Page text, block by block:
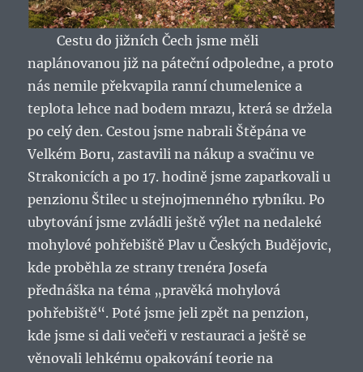
Cestu do jižních Čech jsme měli
naplánovanou již na páteční odpoledne, a proto
nás nemile překvapila ranní chumelenice a
teplota lehce nad bodem mrazu, která se držela
po celý den. Cestou jsme nabrali Štěpána ve
Velkém Boru, zastavili na nákup a svačinu ve
Strakonicích a po 17. hodině jsme zaparkovali u
penzionu Štilec u stejnojmenného rybníku. Po
ubytování jsme zvládli ještě výlet na nedaleké
mohylové pohřebiště Plav u Českých Budějovic,
kde proběhla ze strany trenéra Josefa
přednáška na téma „pravěká mohylová
pohřebiště“. Poté jsme jeli zpět na penzion,
kde jsme si dali večeři v restauraci a ještě se
věnovali lehkému opakování teorie na